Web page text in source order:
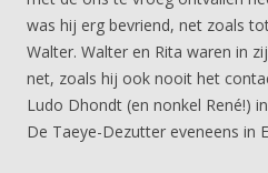
was hij erg bevriend, net zoals
Walter. Walter en Rita waren in
net, zoals hij ook nooit het
Ludo Dhondt (en nonkel René!)
De Taeye-Dezutter eveneens in